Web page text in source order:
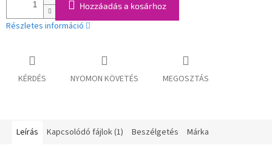
Hozzáadás a kosárhoz
Részletes információ
KÉRDÉS NYOMON KÖVETÉS MEGOSZTÁS
Leírás Kapcsolódó fájlok (1) Beszélgetés Márka